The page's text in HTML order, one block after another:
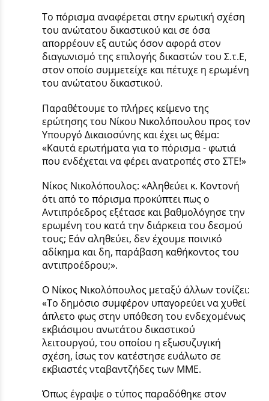
Το πόρισμα αναφέρεται στην ερωτική σχέση
του ανώτατου δικαστικού και σε όσα
απορρέουν εξ αυτώς όσον αφορά στον
διαγωνισμό της επιλογής δικαστών του Σ.τ.Ε,
στον οποίο συμμετείχε και πέτυχε η ερωμένη
του ανώτατου δικαστικού.
Παραθέτουμε το πλήρες κείμενο της
ερώτησης του Νίκου Νικολόπουλου προς τον
Υπουργό Δικαιοσύνης και έχει ως θέμα:
«Καυτά ερωτήματα για το πόρισμα - φωτιά
που ενδέχεται να φέρει ανατροπές στο ΣΤΕ!»
Νίκος Νικολόπουλος: «Αληθεύει κ. Κοντονή
ότι από το πόρισμα προκύπτει πως ο
Αντιπρόεδρος εξέτασε και βαθμολόγησε την
ερωμένη του κατά την διάρκεια του δεσμού
τους; Εάν αληθεύει, δεν έχουμε ποινικό
αδίκημα και δη, παράβαση καθήκοντος του
αντιπροέδρου;».
Ο Νίκος Νικολόπουλος μεταξύ άλλων τονίζει:
«Το δημόσιο συμφέρον υπαγορεύει να χυθεί
άπλετο φως στην υπόθεση του ενδεχομένως
εκβιάσιμου ανωτάτου δικαστικού
λειτουργού, του οποίου η εξωσυζυγική
σχέση, ίσως τον κατέστησε ευάλωτο σε
εκβιαστές νταβαντζήδες των ΜΜΕ.
Όπως έγραψε ο τύπος παραδόθηκε στον